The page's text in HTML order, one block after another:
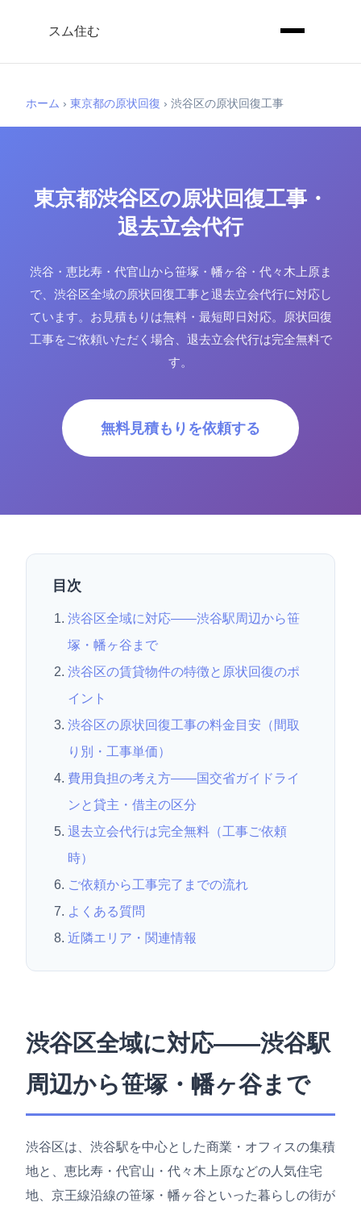
スム住む
ホーム › 東京都の原状回復 › 渋谷区の原状回復工事
東京都渋谷区の原状回復工事・
退去立会代行
渋谷・恵比寿・代官山から笹塚・幡ヶ谷・代々木上原ま
で、渋谷区全域の原状回復工事と退去立会代行に対応し
ています。お見積もりは無料・最短即日対応。原状回復
工事をご依頼いただく場合、退去立会代行は完全無料で
す。
無料見積もりを依頼する
目次
渋谷区全域に対応——渋谷駅周辺から笹
塚・幡ヶ谷まで
渋谷区の賃貸物件の特徴と原状回復のポ
イント
渋谷区の原状回復工事の料金目安（間取
り別・工事単価）
費用負担の考え方——国交省ガイドライ
ンと貸主・借主の区分
退去立会代行は完全無料（工事ご依頼
時）
ご依頼から工事完了までの流れ
よくある質問
近隣エリア・関連情報
渋谷区全域に対応——渋谷駅
周辺から笹塚・幡ヶ谷まで
渋谷区は、渋谷駅を中心とした商業・オフィスの集積
地と、恵比寿・代官山・代々木上原などの人気住宅
地、京王線沿線の笹塚・幡ヶ谷といった暮らしの街が